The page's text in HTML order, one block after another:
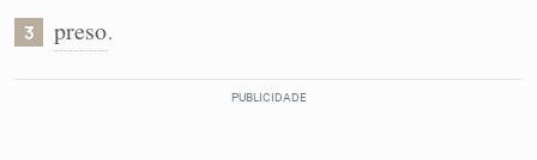
Conexões
3 preso.